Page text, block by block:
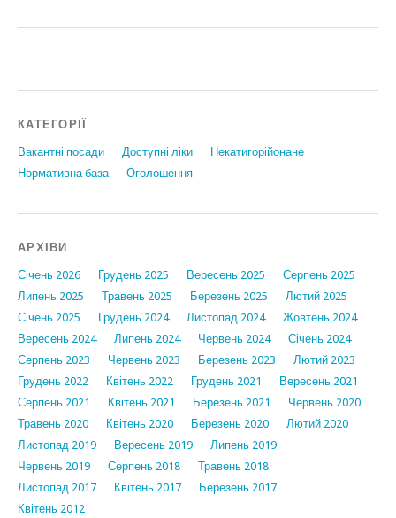
КАТЕГОРІЇ
Вакантні посади Доступні ліки
Некатигорійонане
Нормативна база
Оголошення
АРХІВИ
Січень 2026 Грудень 2025 Вересень 2025
Серпень 2025
Липень 2025
Травень 2025 Березень 2025
Лютий 2025
Січень 2025
Грудень 2024 Листопад 2024
Жовтень 2024
Вересень 2024
Липень 2024 Червень 2024
Січень 2024
Серпень 2023
Червень 2023 Березень 2023
Лютий 2023
Грудень 2022
Квітень 2022 Грудень 2021
Вересень 2021
Серпень 2021
Квітень 2021 Березень 2021
Червень 2020
Травень 2020
Квітень 2020 Березень 2020
Лютий 2020
Листопад 2019
Вересень 2019
Липень 2019
Червень 2019
Серпень 2018
Травень 2018
Листопад 2017
Квітень 2017
Березень 2017
Квітень 2012